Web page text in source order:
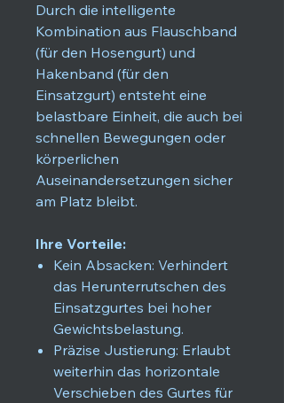
Durch die intelligente
Kombination aus Flauschband
(für den Hosengurt) und
Hakenband (für den
Einsatzgurt) entsteht eine
belastbare Einheit, die auch bei
schnellen Bewegungen oder
körperlichen
Auseinandersetzungen sicher
am Platz bleibt.
Ihre Vorteile:
Kein Absacken: Verhindert
das Herunterrutschen des
Einsatzgurtes bei hoher
Gewichtsbelastung.
Präzise Justierung: Erlaubt
weiterhin das horizontale
Verschieben des Gurtes für